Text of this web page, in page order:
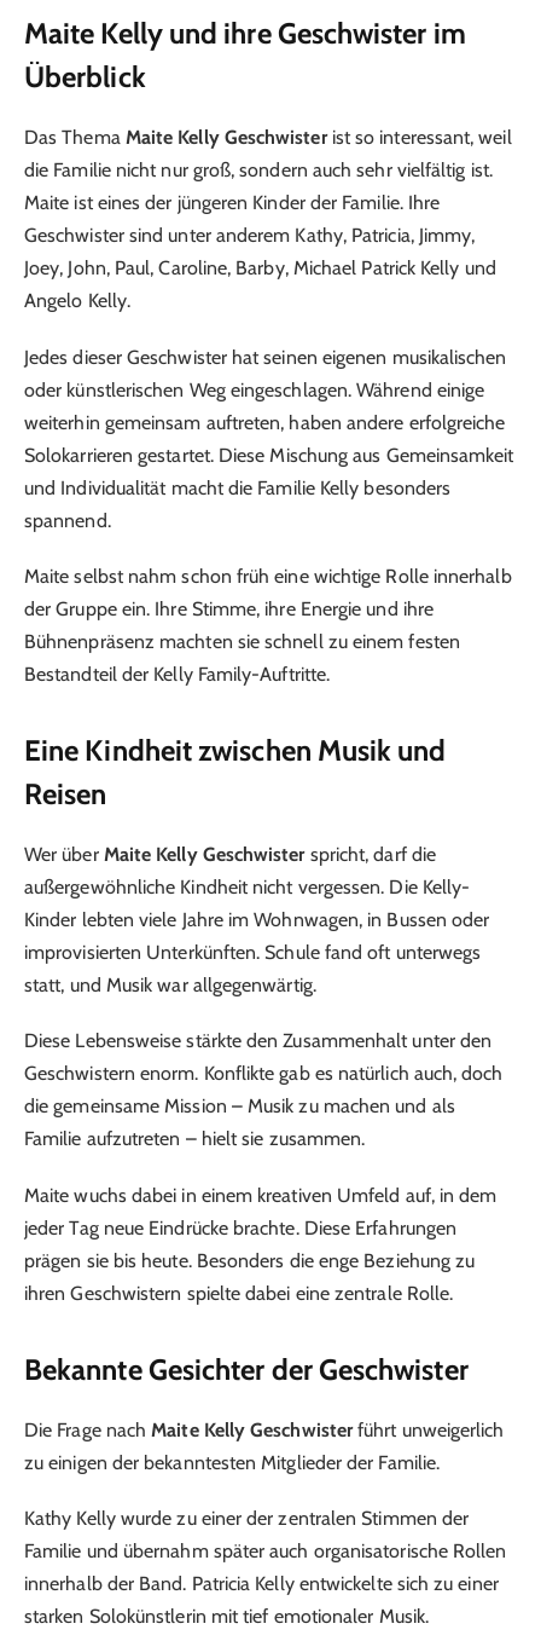
Maite Kelly und ihre Geschwister im
Überblick
Das Thema Maite Kelly Geschwisterist so interessant, weil
die Familie nicht nur groß, sondern auch sehr vielfältig ist.
Maite ist eines der jüngeren Kinder der Familie. Ihre
Geschwister sind unter anderem Kathy, Patricia, Jimmy,
Joey, John, Paul, Caroline, Barby, Michael Patrick Kelly und
Angelo Kelly.
Jedes dieser Geschwister hat seinen eigenen musikalischen
oder künstlerischen Weg eingeschlagen. Während einige
weiterhin gemeinsam auftreten, haben andere erfolgreiche
Solokarrieren gestartet. Diese Mischung aus Gemeinsamkeit
und Individualität macht die Familie Kelly besonders
spannend.
Maite selbst nahm schon früh eine wichtige Rolle innerhalb
der Gruppe ein. Ihre Stimme, ihre Energie und ihre
Bühnenpräsenz machten sie schnell zu einem festen
Bestandteil der Kelly Family-Auftritte.
Eine Kindheit zwischen Musik und
Reisen
Wer über Maite Kelly Geschwisterspricht, darf die
außergewöhnliche Kindheit nicht vergessen. Die Kelly-
Kinder lebten viele Jahre im Wohnwagen, in Bussen oder
improvisierten Unterkünften. Schule fand oft unterwegs
statt, und Musik war allgegenwärtig.
Diese Lebensweise stärkte den Zusammenhalt unter den
Geschwistern enorm. Konflikte gab es natürlich auch, doch
die gemeinsame Mission – Musik zu machen und als
Familie aufzutreten – hielt sie zusammen.
Maite wuchs dabei in einem kreativen Umfeld auf, in dem
jeder Tag neue Eindrücke brachte. Diese Erfahrungen
prägen sie bis heute. Besonders die enge Beziehung zu
ihren Geschwistern spielte dabei eine zentrale Rolle.
Bekannte Gesichter der Geschwister
Die Frage nachMaite Kelly Geschwisterführt unweigerlich
zu einigen der bekanntesten Mitglieder der Familie.
Kathy Kelly wurde zu einer der zentralen Stimmen der
Familie und übernahm später auch organisatorische Rollen
innerhalb der Band. Patricia Kelly entwickelte sich zu einer
starken Solokünstlerin mit tief emotionaler Musik.